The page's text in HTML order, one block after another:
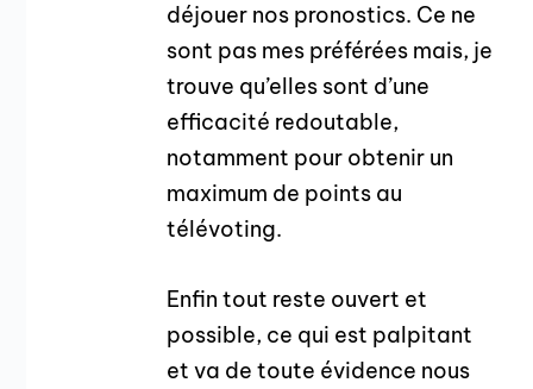
déjouer nos pronostics. Ce ne
sont pas mes préférées mais, je
trouve qu’elles sont d’une
efficacité redoutable,
notamment pour obtenir un
maximum de points au
télévoting.
Enfin tout reste ouvert et
possible, ce qui est palpitant
et va de toute évidence nous